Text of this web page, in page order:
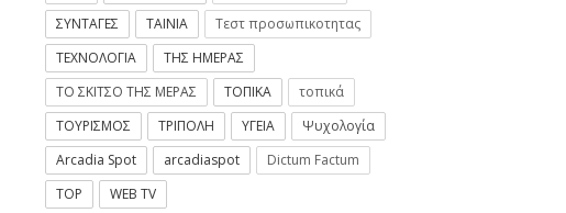
ΣΥΝΤΑΓΕΣ
ΤΑΙΝΙΑ
Τεστ προσωπικοτητας
ΤΕΧΝΟΛΟΓΙΑ
ΤΗΣ ΗΜΕΡΑΣ
ΤΟ ΣΚΙΤΣΟ ΤΗΣ ΜΕΡΑΣ
ΤΟΠΙΚΑ
τοπικά
ΤΟΥΡΙΣΜΟΣ
ΤΡΙΠΟΛΗ ΥΓΕΙΑ
Ψυχολογία
Arcadia Spot
arcadiaspot
Dictum Factum
TOP
WEB TV